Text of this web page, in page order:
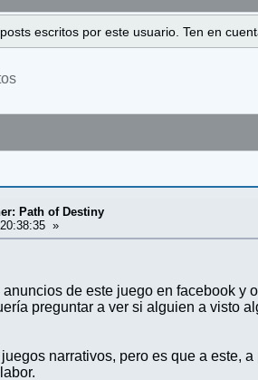
escritos por este usuario. Ten en
Path of Destiny
»
de este juego en facebook y
preguntar a ver si alguien a visto
narrativos, pero es que a este,